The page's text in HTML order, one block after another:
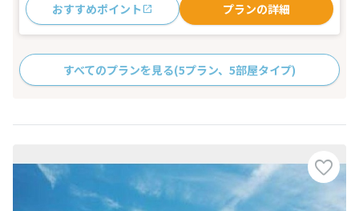
おすすめポイント プランの詳細
すべてのプランを見る(5プラン、5部屋タイプ)